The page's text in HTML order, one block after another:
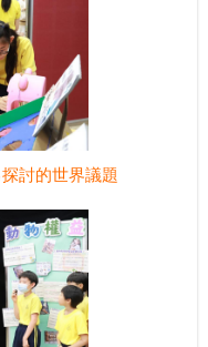
討的世界議題